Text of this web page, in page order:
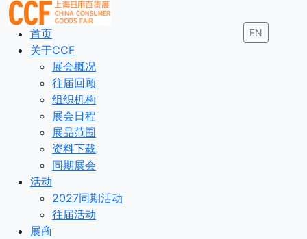
EN
首页
关于CCF
展会概况
往届回顾
组织机构
展会日程
展品范围
资料下载
同期展会
活动
2027同期活动
往届活动
展商